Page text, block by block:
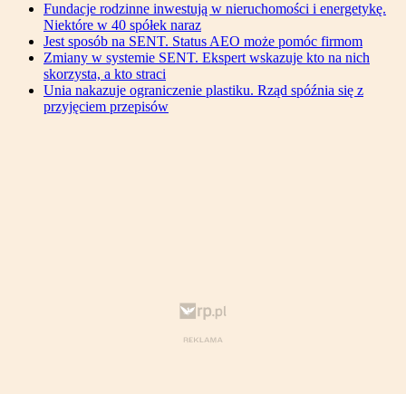
Fundacje rodzinne inwestują w nieruchomości i energetykę.
Niektóre w 40 spółek naraz
Jest sposób na SENT. Status AEO może pomóc firmom
Zmiany w systemie SENT. Ekspert wskazuje kto na nich
skorzysta, a kto straci
Unia nakazuje ograniczenie plastiku. Rząd spóźnia się z
przyjęciem przepisów